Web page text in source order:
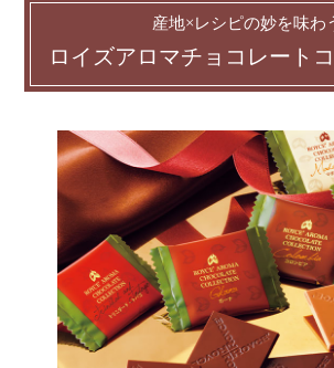
産地×レシピの妙を味わ
ロイズアロマチョコレート